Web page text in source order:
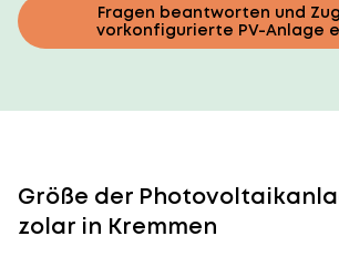
Fragen beantworten und
vorkonfigurierte PV-Anlage
Größe der
zolar in Kremmen